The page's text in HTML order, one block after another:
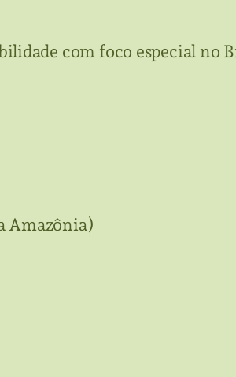
com foco especial no
Amazônia)